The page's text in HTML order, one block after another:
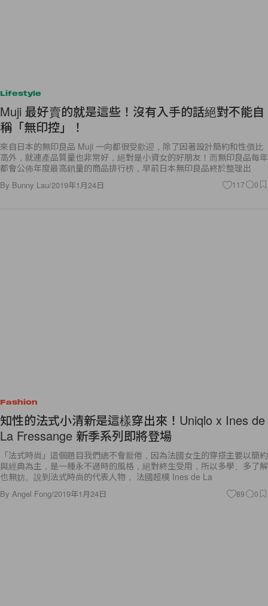
Lifestyle
Muji 最好賣的就是這些！沒有入手的話絕對不能自
稱「無印控」！
來自日本的無印良品 Muji 一向都很受歡迎，除了因著設計簡約和性價比
高外，就連產品質量也非常好，絕對是小資女的好朋友！而無印良品每年
都會公佈年度最高銷量的商品排行榜，早前日本無印良品終於整理出
By Bunny Lau/2019年1月24日 117 0
Fashion
知性的法式小清新是這樣穿出來！Uniqlo x Ines de
La Fressange 新季系列即將登場
「法式時尚」這個題目我們總不會厭倦，因為法國女生的穿搭主要以簡約
與經典為主，是一種永不過時的風格，絕對終生受用，所以多學、多了解
也無妨。說到法式時尚的代表人物， 法國超模 Ines de La
By Angel Fong/2019年1月24日 89 0